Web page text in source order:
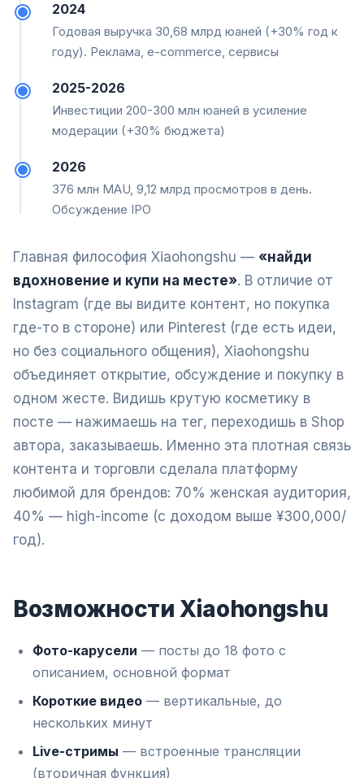
2024
Годовая выручка 30,68 млрд юаней (+30% год к
году). Реклама, e-commerce, сервисы
2025-2026
Инвестиции 200-300 млн юаней в усиление
модерации (+30% бюджета)
2026
376 млн MAU, 9,12 млрд просмотров в день.
Обсуждение IPO
Главная философия Xiaohongshu — «найди
вдохновение и купи на месте». В отличие от
Instagram (где вы видите контент, но покупка
где-то в стороне) или Pinterest (где есть идеи,
но без социального общения), Xiaohongshu
объединяет открытие, обсуждение и покупку в
одном жесте. Видишь крутую косметику в
посте — нажимаешь на тег, переходишь в Shop
автора, заказываешь. Именно эта плотная связь
контента и торговли сделала платформу
любимой для брендов: 70% женская аудитория,
40% — high-income (с доходом выше ¥300,000/
год).
Возможности Xiaohongshu
Фото-карусели — посты до 18 фото с
описанием, основной формат
Короткие видео — вертикальные, до
нескольких минут
Live-стримы — встроенные трансляции
(вторичная функция)